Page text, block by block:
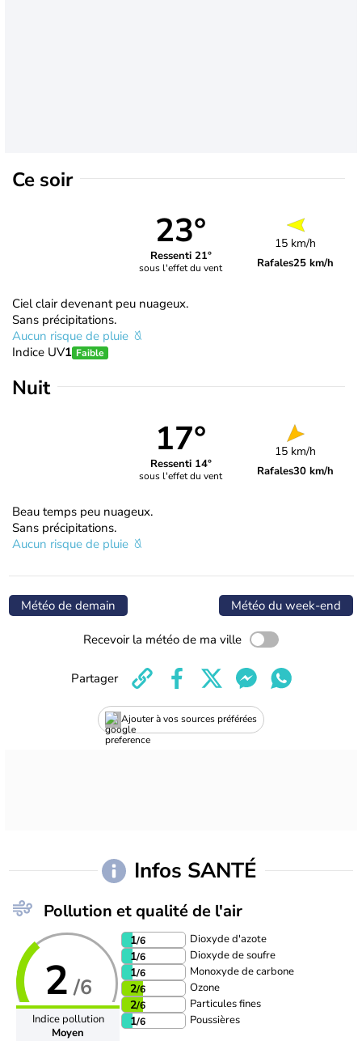
Ce soir
23°
Ressenti 21°
sous l'effet du vent
15 km/h
Rafales25 km/h
Ciel clair devenant peu nuageux.
Sans précipitations.
Aucun risque de pluie
Indice UV1 Faible
Nuit
17°
Ressenti 14°
sous l'effet du vent
15 km/h
Rafales30 km/h
Beau temps peu nuageux.
Sans précipitations.
Aucun risque de pluie
Météo de demain Météo du week-end
Recevoir la météo de ma ville
Ajouter à vos sources préférées
Partager
Infos SANTÉ
Pollution et qualité de l'air
2 /6
Indice pollution
Moyen
1/6 Dioxyde d'azote
1/6 Dioxyde de soufre
1/6 Monoxyde de carbone
2/6 Ozone
2/6 Particules fines
1/6 Poussières